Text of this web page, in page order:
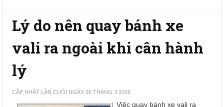
Lý do nên quay bánh xe
vali ra ngoài khi cân hành
lý
CẬP NHẬT LẦN CUỐI NGÀY 26 THÁNG 3 2026
Việc quay bánh xe vali ra